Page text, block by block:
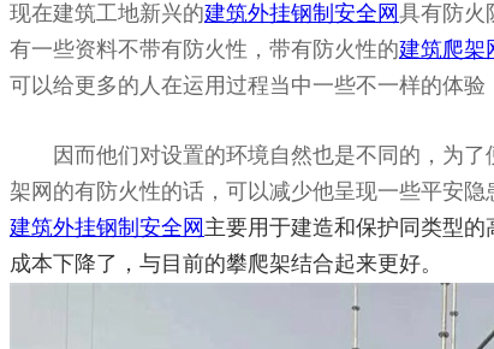
现在建筑工地新兴的建筑外挂钢制安全网 具有防火
有一些资料不带有防火性，带有防火性的建筑爬架
可以给更多的人在运用过程当中一些不一样的体
因而他们对设置的环境自然也是不同的，为了
架网的有防火性的话，可以减少他呈现一些平安隐
建筑外挂钢制安全网 主要用于建造和保护同类型的
成本下降了，与目前的攀爬架结合起来更好。